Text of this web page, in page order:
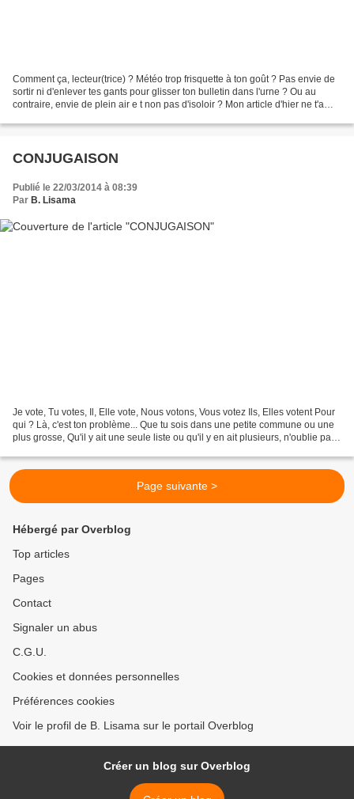
Comment ça, lecteur(trice) ? Météo trop frisquette à ton goût ? Pas envie de
sortir ni d'enlever tes gants pour glisser ton bulletin dans l'urne ? Ou au
contraire, envie de plein air e t non pas d'isoloir ? Mon article d'hier ne t'a
CONJUGAISON
Publié le 22/03/2014 à 08:39
Par B. Lisama
Je vote, Tu votes, Il, Elle vote, Nous votons, Vous votez Ils, Elles votent Pour
qui ? Là, c'est ton problème... Que tu sois dans une petite commune ou une
plus grosse, Qu'il y ait une seule liste ou qu'il y en ait plusieurs, n'oublie pas
Page suivante >
Hébergé par Overblog
Top articles
Pages
Contact
Signaler un abus
C.G.U.
Cookies et données personnelles
Préférences cookies
Voir le profil de B. Lisama sur le portail Overblog
Créer un blog sur Overblog